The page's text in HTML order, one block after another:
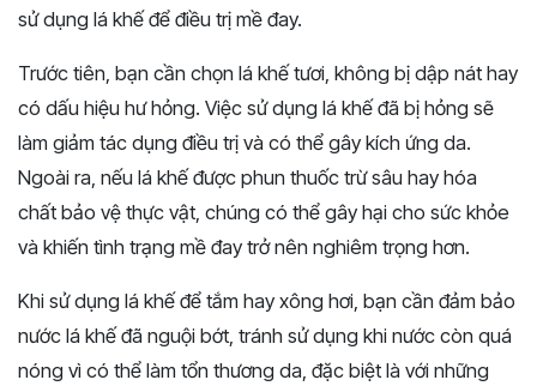
sử dụng lá khế để điều trị mề đay.
Trước tiên, bạn cần chọn lá khế tươi, không bị dập nát hay
có dấu hiệu hư hỏng. Việc sử dụng lá khế đã bị hỏng sẽ
làm giảm tác dụng điều trị và có thể gây kích ứng da.
Ngoài ra, nếu lá khế được phun thuốc trừ sâu hay hóa
chất bảo vệ thực vật, chúng có thể gây hại cho sức khỏe
và khiến tình trạng mề đay trở nên nghiêm trọng hơn.
Khi sử dụng lá khế để tắm hay xông hơi, bạn cần đảm bảo
nước lá khế đã nguội bớt, tránh sử dụng khi nước còn quá
nóng vì có thể làm tổn thương da, đặc biệt là với những